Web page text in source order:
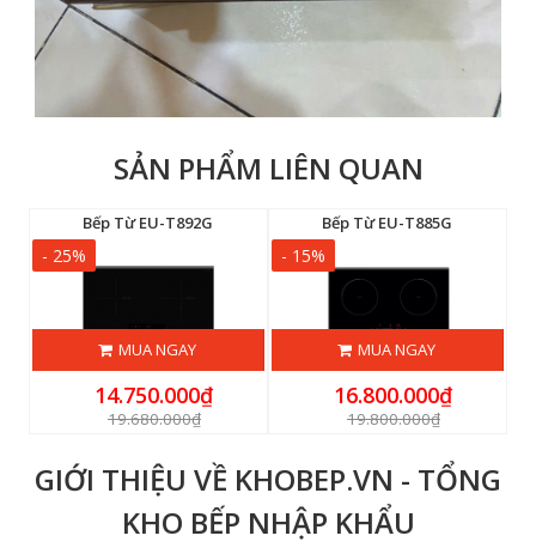
SẢN PHẨM LIÊN QUAN
Bếp Từ EU-T892G
- 25%
MUA NGAY
14.750.000₫
19.680.000₫
Bếp Từ EU-T885G
- 15%
MUA NGAY
16.800.000₫
19.800.000₫
GIỚI THIỆU VỀ KHOBEP.VN - TỔNG
KHO BẾP NHẬP KHẨU